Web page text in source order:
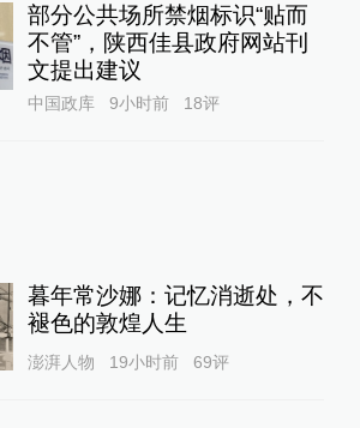
部分公共场所禁烟标识“贴而
不管”，陕西佳县政府网站刊
文提出建议
中国政库 9小时前 18评
暮年常沙娜：记忆消逝处，不
褪色的敦煌人生
澎湃人物 19小时前 69评